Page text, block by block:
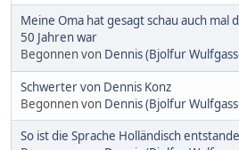
Meine Oma hat gesagt schau auch mal
50 Jahren war
Begonnen von Dennis (Bjolfur
Schwerter von Dennis Konz
Begonnen von Dennis (Bjolfur
So ist die Sprache Holländisch